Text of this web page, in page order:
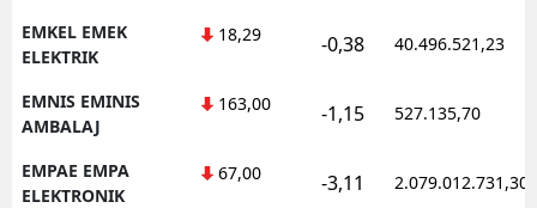
EMKEL EMEK
ELEKTRIK
18,29 -0,38 40.496.521,23
EMNIS EMINIS
AMBALAJ
163,00 -1,15 527.135,70
EMPAE EMPA
ELEKTRONIK
67,00 -3,11 2.079.012.731,30